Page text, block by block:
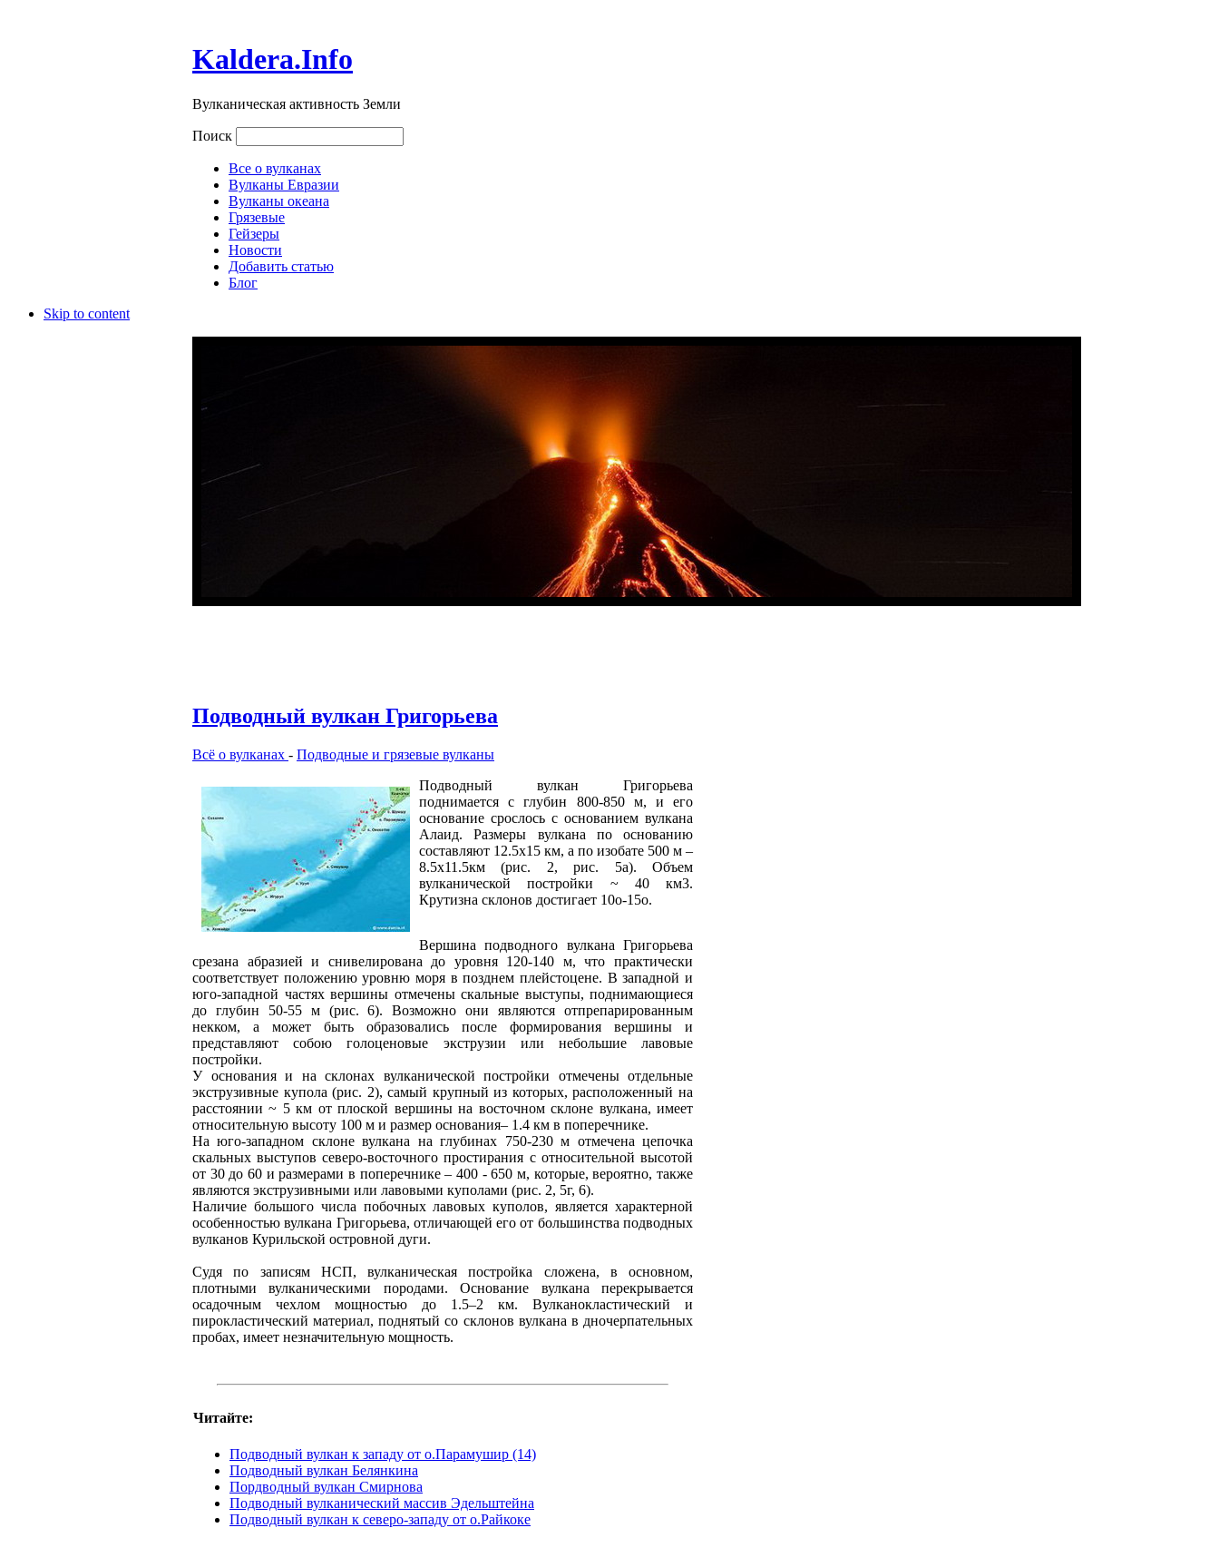
Kaldera.Info
Вулканическая активность Земли
Поиск
Все о вулканах
Вулканы Евразии
Вулканы океана
Грязевые
Гейзеры
Новости
Добавить статью
Блог
Skip to content
Подводный вулкан Григорьева
Всё о вулканах - Подводные и грязевые вулканы
Подводный вулкан Григорьева
поднимается с глубин 800-850 м, и его
основание срослось с основанием вулкана
Алаид. Размеры вулкана по основанию
составляют 12.5х15 км, а по изобате 500 м –
8.5х11.5км (рис. 2, рис. 5а). Объем
вулканической постройки ~ 40 км3.
Крутизна склонов достигает 10о-15о.
Вершина подводного вулкана Григорьева
срезана абразией и снивелирована до уровня 120-140 м, что практически
соответствует положению уровню моря в позднем плейстоцене. В западной и
юго-западной частях вершины отмечены скальные выступы, поднимающиеся
до глубин 50-55 м (рис. 6). Возможно они являются отпрепарированным
некком, а может быть образовались после формирования вершины и
представляют собою голоценовые экструзии или небольшие лавовые
постройки.
У основания и на склонах вулканической постройки отмечены отдельные
экструзивные купола (рис. 2), самый крупный из которых, расположенный на
расстоянии ~ 5 км от плоской вершины на восточном склоне вулкана, имеет
относительную высоту 100 м и размер основания– 1.4 км в поперечнике.
На юго-западном склоне вулкана на глубинах 750-230 м отмечена цепочка
скальных выступов северо-восточного простирания с относительной высотой
от 30 до 60 и размерами в поперечнике – 400 - 650 м, которые, вероятно, также
являются экструзивными или лавовыми куполами (рис. 2, 5г, 6).
Наличие большого числа побочных лавовых куполов, является характерной
особенностью вулкана Григорьева, отличающей его от большинства подводных
вулканов Курильской островной дуги.
Судя по записям НСП, вулканическая постройка сложена, в основном,
плотными вулканическими породами. Основание вулкана перекрывается
осадочным чехлом мощностью до 1.5–2 км. Вулканокластический и
пирокластический материал, поднятый со склонов вулкана в дночерпательных
пробах, имеет незначительную мощность.
Читайте:
Подводный вулкан к западу от о.Парамушир (14)
Подводный вулкан Белянкина
Пордводный вулкан Смирнова
Подводный вулканический массив Эдельштейна
Подводный вулкан к северо-западу от о.Райкоке